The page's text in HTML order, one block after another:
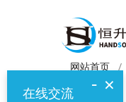
网站首页
×
-
在线交流